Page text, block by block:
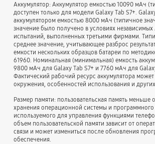
Аккумулятор: Аккумулятор емкостью 10090 мАч
доступен только для модели Galaxy Tab S7+.
аккумулятором емкостью 8000 мАч (типичное
значение было получено в условиях
испытаний, выполненных третьими фирмами.
среднее значение, учитывающее разброс
емкости нескольких образцов батареи по
61960. Номинальная (минимальная) емкость
9800 мАч для Galaxy Tab S7+ и 7760 мАч для
Фактический рабочий ресурс аккумулятора может
окружения, особенностей использования и
Размер памяти: пользовательская память меньше
хранения операционной системы и программного
используемого для управления функциями
объем пользовательской памяти зависит от
связи и может измениться после обновления
обеспечения.